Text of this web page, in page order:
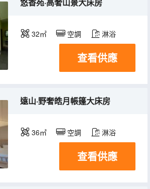
悠香苑·高奢山景大床房
32㎡ 空調 淋浴
查看供應
遠山·野奢皓月帳篷大床房
36㎡ 空調 淋浴
查看供應